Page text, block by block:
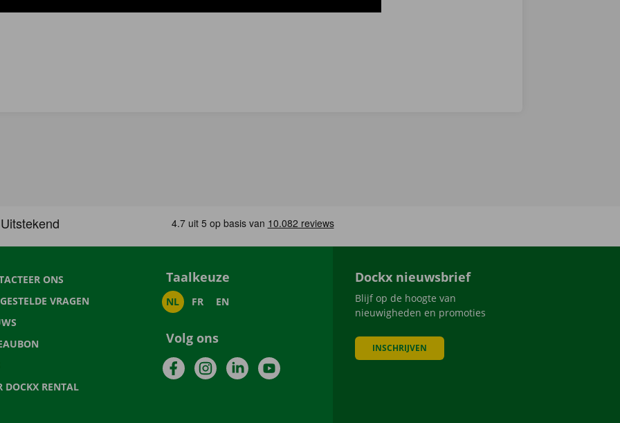
ONS
VRAGEN
DOCKX RENTAL
Taalkeuze
NL FR EN
Volg ons
FacebookInstagramLinkedInYouTube
Dockx nieuwsbrief
Blijf op de hoogte van
nieuwigheden en promoties
INSCHRIJVEN